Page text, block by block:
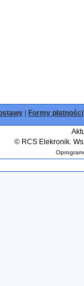
Formy płatności
©RCS Elekronik.